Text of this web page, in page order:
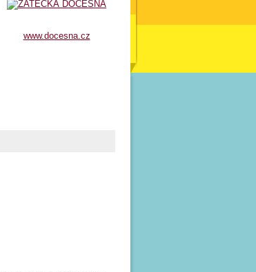
www.docesna.cz